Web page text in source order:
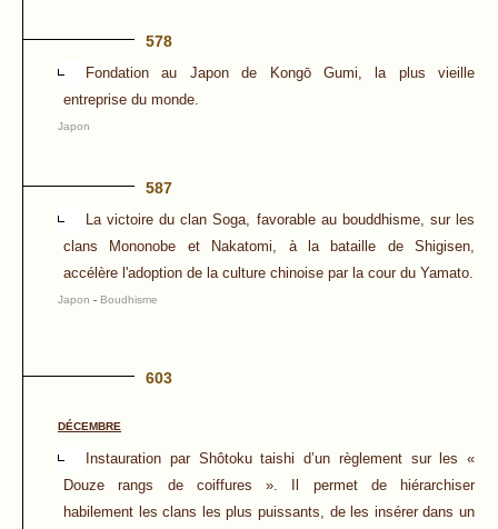
578
Fondation au Japon de Kongō Gumi, la plus vieille
entreprise du monde.
Japon
587
La victoire du clan Soga, favorable au bouddhisme, sur les
clans Mononobe et Nakatomi, à la bataille de Shigisen,
accélère l'adoption de la culture chinoise par la cour du Yamato.
Japon - Boudhisme
603
DÉCEMBRE
Instauration par Shôtoku taishi d’un règlement sur les «
Douze rangs de coiffures ». Il permet de hiérarchiser
habilement les clans les plus puissants, de les insérer dans un